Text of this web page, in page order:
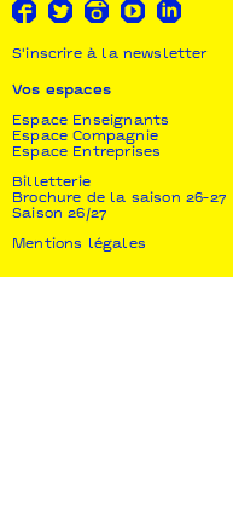
S'inscrire à la newsletter
Vos espaces
Espace Enseignants
Espace Compagnie
Espace Entreprises
Billetterie
Brochure de la saison 26-27
Saison 26/27
Mentions légales